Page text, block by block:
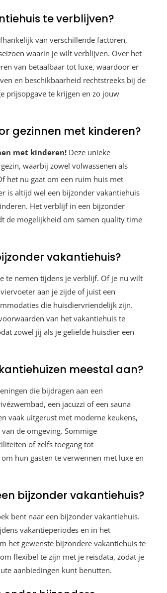
te verblijven?
van verschillende factoren,
waarin je wilt verblijven. Over het
van betaalbaar tot luxe, waardoor er
en beschikbaarheid rechtstreeks bij de
prijsopgave te krijgen en zo jouw
gezinnen met kinderen?
met kinderen! Deze unieke
waarbij zowel volwassenen als
het nu gaat om een ruim huis met
is altijd wel een bijzonder vakantiehuis
Het verblijf in een bijzonder
de mogelijkheid om samen quality time
vakantiehuis?
te nemen tijdens je verblijf. Of je nu wilt
aan je zijde of juist een
die huisdiervriendelijk zijn.
van het vakantiehuis te
zowel jij als je geliefde huisdier een
meestal aan?
die bijdragen aan een
een jacuzzi of een sauna
vaak uitgerust met moderne keukens,
de omgeving. Sommige
of zelfs toegang tot
hun gasten te verwennen met luxe en
bijzonder vakantiehuis?
bent naar een bijzonder vakantiehuis.
vakantieperiodes en in het
het gewenste bijzondere vakantiehuis te
flexibel te zijn met je reisdata, zodat je
aanbiedingen kunt benutten.